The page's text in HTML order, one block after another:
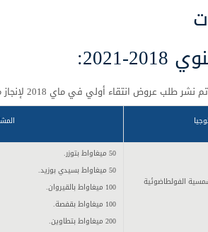
2021:
عروض انتقاء أولي في ماي 2018 لإنجاز ما يلي:
الفولطاضوئية
50 ميغاواط بتوزر.
50 ميغاواط بسيدي بوزيد.
100 ميغاواط بالقيروان.
100 ميغاواط بقفصة.
200 ميغاواط بتطاوين.